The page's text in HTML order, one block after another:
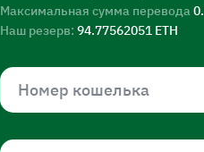
Максимальная сумма перевода
Наш резерв: 94.77562051 ETH